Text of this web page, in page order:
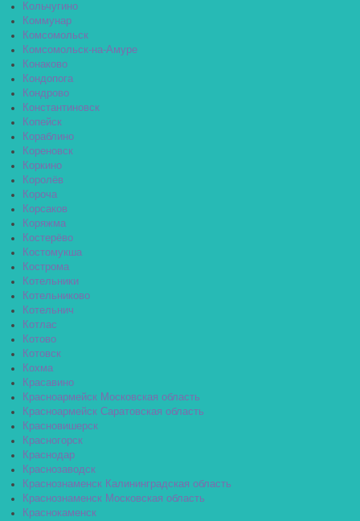
Кольчугино
Коммунар
Комсомольск
Комсомольск-на-Амуре
Конаково
Кондопога
Кондрово
Константиновск
Копейск
Кораблино
Кореновск
Коркино
Королёв
Короча
Корсаков
Коряжма
Костерёво
Костомукша
Кострома
Котельники
Котельниково
Котельнич
Котлас
Котово
Котовск
Кохма
Красавино
Красноармейск Московская область
Красноармейск Саратовская область
Красновишерск
Красногорск
Краснодар
Краснозаводск
Краснознаменск Калининградская область
Краснознаменск Московская область
Краснокаменск